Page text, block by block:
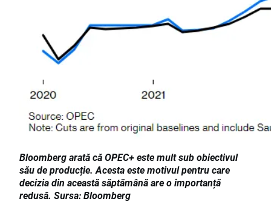
Bloomberg arată că OPEC+ este mult sub obiectivul
său de producție. Acesta este motivul pentru care
decizia din această săptămână are o importanță
redusă. Sursa: Bloomberg